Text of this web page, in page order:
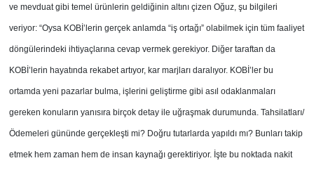
ve mevduat gibi temel ürünlerin geldiğinin altını çizen Oğuz, şu bilgileri
veriyor: “Oysa KOBİ’lerin gerçek anlamda “iş ortağı” olabilmek için tüm faaliyet
döngülerindeki ihtiyaçlarına cevap vermek gerekiyor. Diğer taraftan da
KOBİ’lerin hayatında rekabet artıyor, kar marjları daralıyor. KOBİ’ler bu
ortamda yeni pazarlar bulma, işlerini geliştirme gibi asıl odaklanmaları
gereken konuların yanısıra birçok detay ile uğraşmak durumunda. Tahsilatları/
Ödemeleri gününde gerçekleşti mi? Doğru tutarlarda yapıldı mı? Bunları takip
etmek hem zaman hem de insan kaynağı gerektiriyor. İşte bu noktada nakit